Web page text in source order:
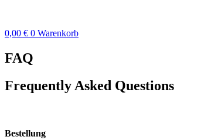
0,00 € 0 Warenkorb
FAQ
Frequently Asked Questions
Bestellung